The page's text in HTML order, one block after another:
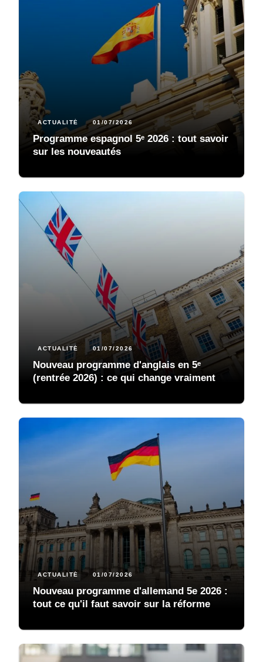
ACTUALITÉ 01/07/2026
Programme espagnol 5ᵉ 2026 : tout savoir
sur les nouveautés
ACTUALITÉ 01/07/2026
Nouveau programme d'anglais en 5ᵉ
(rentrée 2026) : ce qui change vraiment
ACTUALITÉ 01/07/2026
Nouveau programme d'allemand 5e 2026 :
tout ce qu'il faut savoir sur la réforme